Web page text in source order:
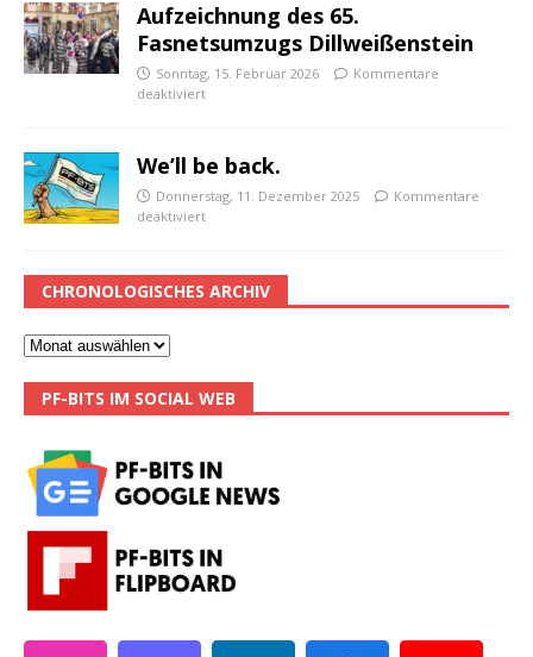
Aufzeichnung des 65.
Fasnetsumzugs Dillweißenstein
Sonntag, 15. Februar 2026
Kommentare
deaktiviert
We’ll be back.
Donnerstag, 11. Dezember 2025
Kommentare
deaktiviert
CHRONOLOGISCHES ARCHIV
PF-BITS IM SOCIAL WEB